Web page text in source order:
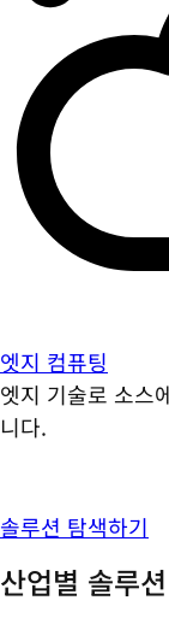
엣지 컴퓨팅
엣지 기술로 소스
니다.
솔루션 탐색하기
산업별 솔루션